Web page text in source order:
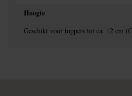
Hoogte
Geschikt voor toppers tot ca. 12 cm